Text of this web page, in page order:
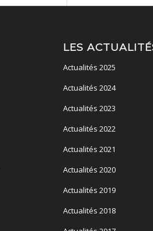
LES
Actualités 2025
Actualités 2024
Actualités 2023
Actualités 2022
Actualités 2021
Actualités 2020
Actualités 2019
Actualités 2018